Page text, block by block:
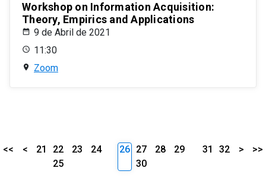
Workshop on Information Acquisition:
Theory, Empirics and Applications
9 de Abril de 2021
11:30
Zoom
<< < 21 22 23
24
25
26 27 28
29
30
31 32 > >>